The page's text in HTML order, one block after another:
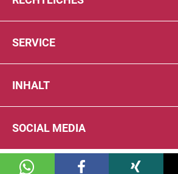
SERVICE
INHALT
SOCIAL MEDIA
© 2026 DIE PTA IN DER APOTHEKE